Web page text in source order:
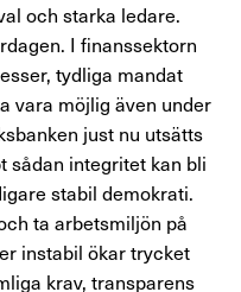
och starka ledare.
I finanssektorn
tydliga mandat
vara möjlig även under
just nu utsätts
sådan integritet kan bli
stabil demokrati.
ta arbetsmiljön på
instabil ökar trycket
krav, transparens